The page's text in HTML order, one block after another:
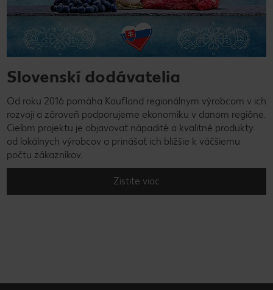
Slovenskí dodávatelia
Od roku 2016 pomáha Kaufland regionálnym výrobcom v ich
rozvoji a zároveň podporujeme ekonomiku v danom regióne.
Cieľom projektu je objavovať nápadité a kvalitné produkty
od lokálnych výrobcov a prinášať ich bližšie k väčšiemu
počtu zákazníkov.
Zistite viac